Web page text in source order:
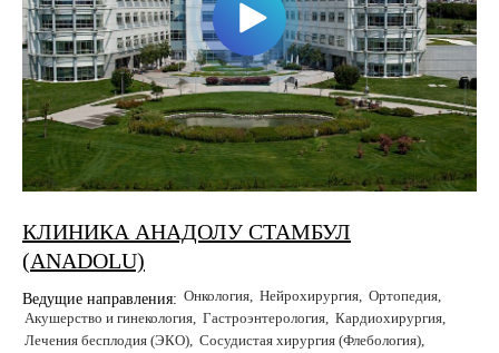
КЛИНИКА АНАДОЛУ СТАМБУЛ
(ANADOLU)
Ведущие направления: Онкология Нейрохирургия Ортопедия
Акушерство и гинекология Гастроэнтерология Кардиохирургия
Лечения бесплодия (ЭКО) Сосудистая хирургия (Флебология)